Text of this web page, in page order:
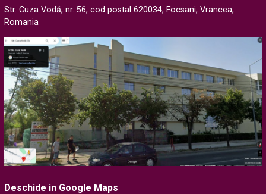
Str. Cuza Vodă, nr. 56, cod postal 620034, Focsani, Vrancea,
Romania
Deschide in Google Maps